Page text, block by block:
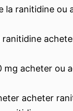
la ranitidine ou
mg acheter ou
acheter